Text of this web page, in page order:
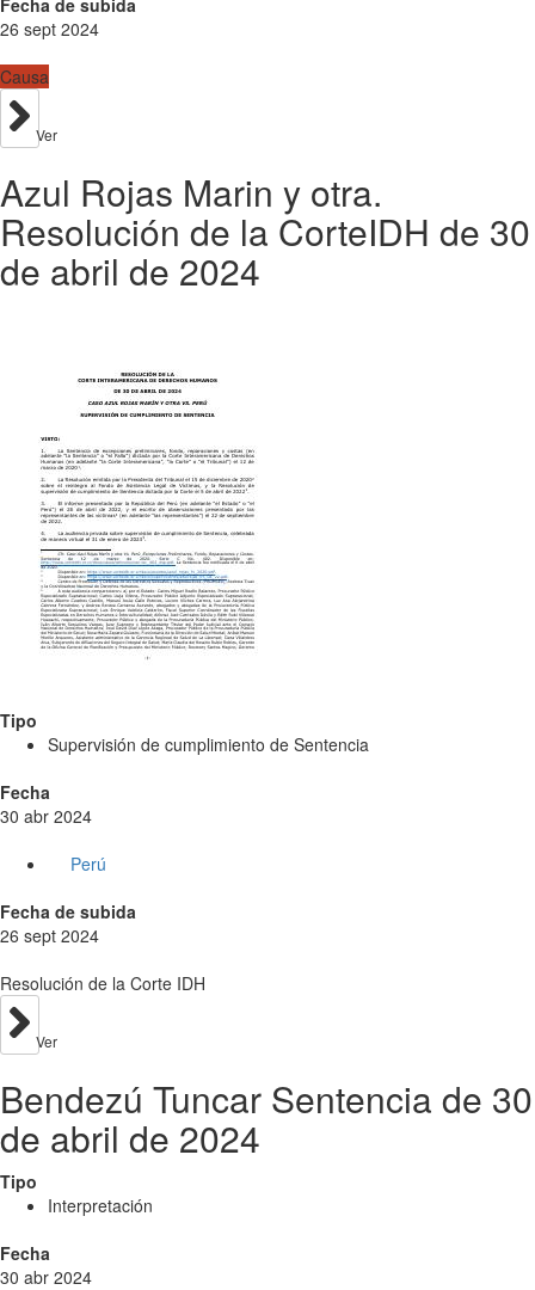
26 sept 2024
Causa
Ver
Azul Rojas Marin y otra.
Resolución de la CorteIDH de 30
de abril de 2024
Tipo
Supervisión de cumplimiento de Sentencia
Fecha
30 abr 2024
Perú
Fecha de subida
26 sept 2024
Resolución de la Corte IDH
Ver
Bendezú Tuncar Sentencia de 30
de abril de 2024
Tipo
Interpretación
Fecha
30 abr 2024